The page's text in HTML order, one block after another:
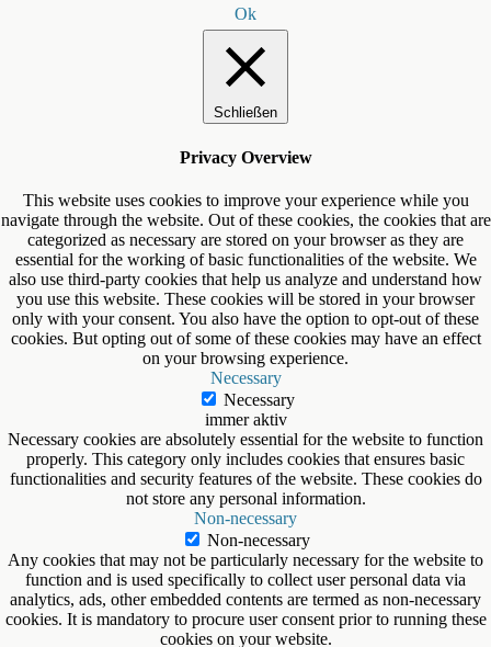
Ok
Schließen
Privacy Overview
This website uses cookies to improve your experience while you
navigate through the website. Out of these cookies, the cookies that are
categorized as necessary are stored on your browser as they are
essential for the working of basic functionalities of the website. We
also use third-party cookies that help us analyze and understand how
you use this website. These cookies will be stored in your browser
only with your consent. You also have the option to opt-out of these
cookies. But opting out of some of these cookies may have an effect
on your browsing experience.
Necessary
Necessary
immer aktiv
Necessary cookies are absolutely essential for the website to function
properly. This category only includes cookies that ensures basic
functionalities and security features of the website. These cookies do
not store any personal information.
Non-necessary
Non-necessary
Any cookies that may not be particularly necessary for the website to
function and is used specifically to collect user personal data via
analytics, ads, other embedded contents are termed as non-necessary
cookies. It is mandatory to procure user consent prior to running these
cookies on your website.